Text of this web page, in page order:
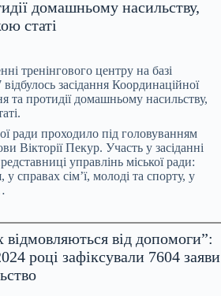
домашньому насильству,
статі
тренінгового центру на базі
відбулось засідання Координаційної
та протидії домашньому насильству,
ради проходило під головуванням
Вікторії Пекур. Участь у засіданні
управлінь міської ради:
у справах сім’ї, молоді та спорту, у
від допомоги”:
році зафіксували 7604 заяви